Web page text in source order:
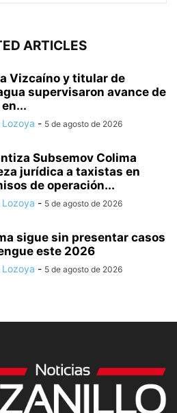
ARTICLES
Vizcaíno y titular de
supervisaron avance de
- 5 de agosto de 2026
Subsemov Colima
jurídica a taxistas en
de operación...
- 5 de agosto de 2026
sigue sin presentar casos
este 2026
- 5 de agosto de 2026